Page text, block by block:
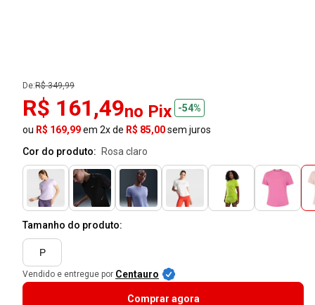
De:R$ 349,99
R$ 161,49no Pix
-54%
ou R$ 169,99em 2x de R$ 85,00sem juros
Cor do produto:
rosa claro
Tamanho do produto:
P
Vendido e entregue por Centauro
Comprar agora